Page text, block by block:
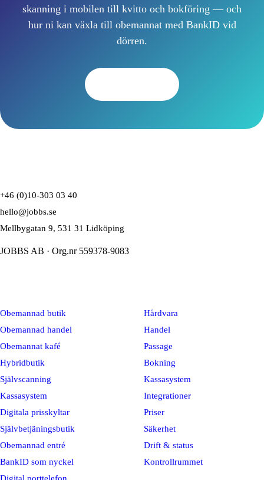
skanning i mobilen till kvitto och bokföring — och
hur ni kan växla till obemannat med BankID vid
dörren.
+46 (0)10-303 03 40
hello@jobbs.se
Mellbygatan 9, 531 31 Lidköping
JOBBS AB · Org.nr 559378-9083
Obemannad butik
Obemannad handel
Obemannat kafé
Hybridbutik
Självscanning
Kassasystem
Digitala prisskyltar
Självbetjäningsbutik
Obemannad entré
BankID som nyckel
Hårdvara
Handel
Passage
Bokning
Kassasystem
Integrationer
Priser
Säkerhet
Drift & status
Kontrollrummet